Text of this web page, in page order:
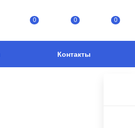
0 0 0
Контакты